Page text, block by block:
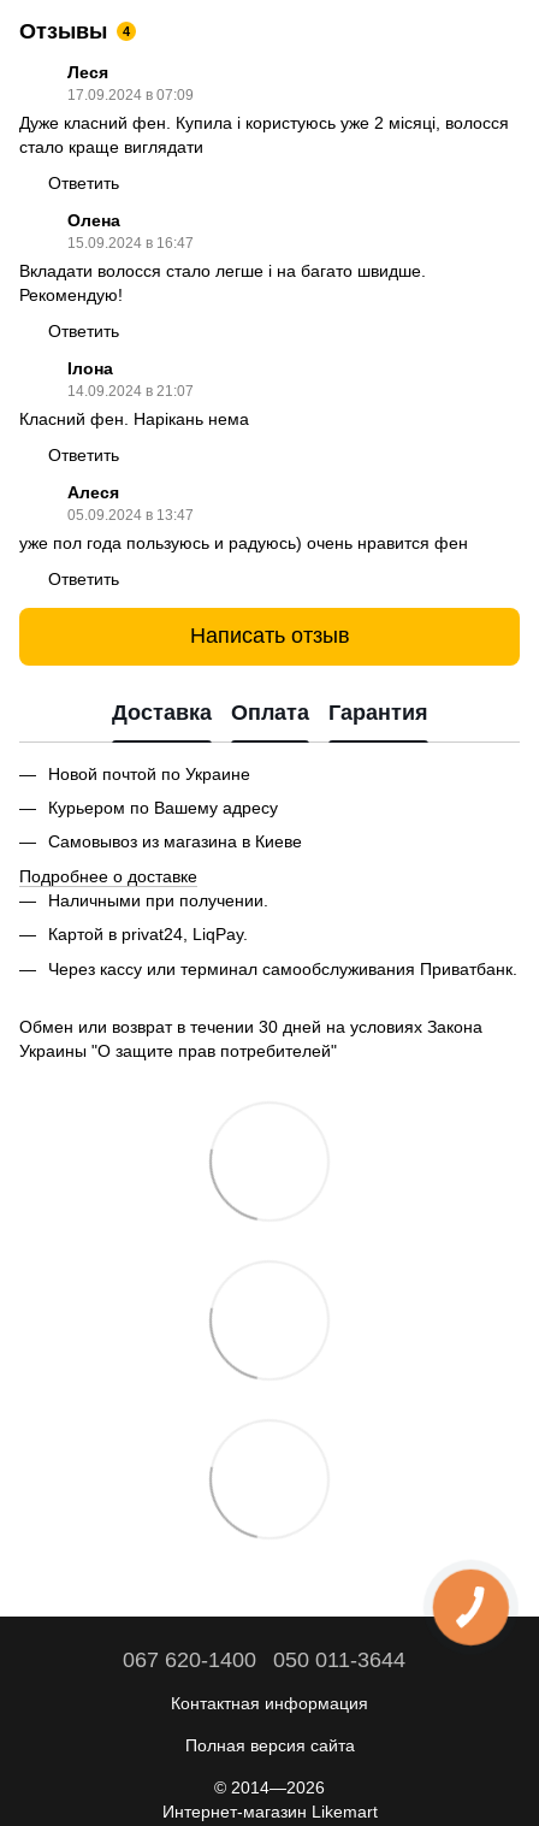
Отзывы 4
Леся
17.09.2024 в 07:09
Дуже класний фен. Купила і користуюсь уже 2 місяці, волосся
стало краще виглядати
Ответить
Олена
15.09.2024 в 16:47
Вкладати волосся стало легше і на багато швидше.
Рекомендую!
Ответить
Ілона
14.09.2024 в 21:07
Класний фен. Нарікань нема
Ответить
Алеся
05.09.2024 в 13:47
уже пол года пользуюсь и радуюсь) очень нравится фен
Ответить
Написать отзыв
Доставка Оплата Гарантия
Новой почтой по Украине
Курьером по Вашему адресу
Самовывоз из магазина в Киеве
Подробнее о доставке
Наличными при получении.
Картой в privat24, LiqPay.
Через кассу или терминал самообслуживания Приватбанк.
Обмен или возврат в течении 30 дней на условиях Закона
Украины "О защите прав потребителей"
067 620-1400 050 011-3644
Контактная информация
Полная версия сайта
© 2014—2026
Интернет-магазин Likemart